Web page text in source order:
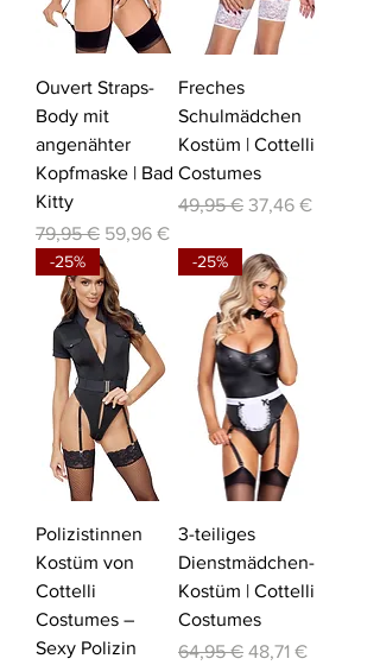
Ouvert Straps-
Body mit
angenähter
Kopfmaske | Bad
Kitty
Standardpreis
79,95 € Sale-Preis
59,96 €
Freches
Schulmädchen
Kostüm | Cottelli
Costumes
Standardpreis
49,95 € Sale-Preis
37,46 €
-25%
Polizistinnen
Kostüm von
Cottelli
Costumes –
Sexy Polizin
-25%
3-teiliges
Dienstmädchen-
Kostüm | Cottelli
Costumes
Standardpreis
64,95 € Sale-Preis
48,71 €